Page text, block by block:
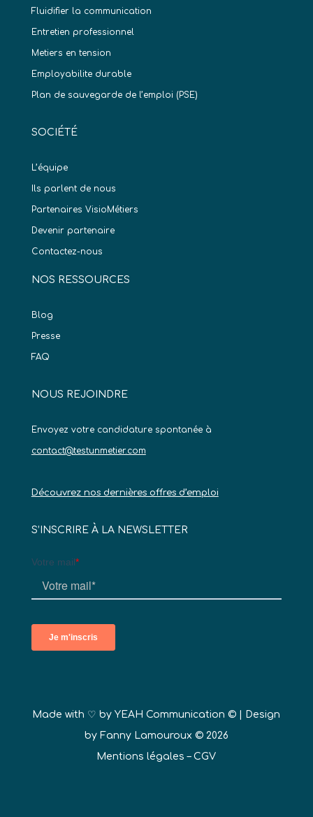
Fluidifier la communication
Entretien professionnel
Metiers en tension
Employabilite durable
Plan de sauvegarde de l’emploi (PSE)
SOCIÉTÉ
L’équipe
Ils parlent de nous
Partenaires VisioMétiers
Devenir partenaire
Contactez-nous
NOS RESSOURCES
Blog
Presse
FAQ
NOUS REJOINDRE
Envoyez votre candidature spontanée à
contact@testunmetier.com
Découvrez nos dernières offres d’emploi
S’INSCRIRE À LA NEWSLETTER
Made with ♡ byYEAH Communication © | Design
by Fanny Lamouroux © 2026
Mentions légales –CGV